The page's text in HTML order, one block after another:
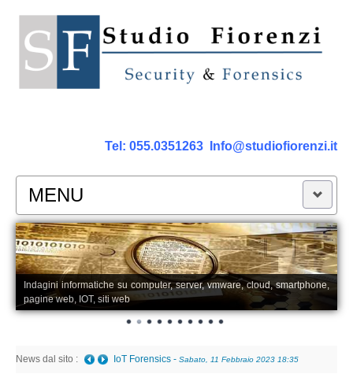
Tel: 055.0351263 Info@studiofiorenzi.it
MENU
PERIZIE
Perizia Computer
Perizia Smartphone Tablet,Cell.
Perizia Rete dati
Indagini informatiche su computer, server, vmware, cloud, smartphone,
pagine web, IOT, siti web
News dal sito : IoT Forensics - Sabato, 11 Febbraio 2023 18:35